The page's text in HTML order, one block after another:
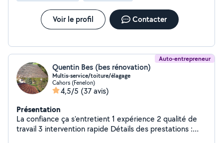
Voir le profil Contacter
Auto-entrepreneur
Quentin Bes (bes rénovation)
Multis-service/toiture/élagage
Cahors (Fenelon)
4,5/5 (37 avis)
Présentation
La confiance ça s'entretient 1 expérience 2 qualité de
travail 3 intervention rapide Détails des prestations :